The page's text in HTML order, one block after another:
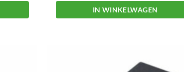
IN WINKELWAGEN